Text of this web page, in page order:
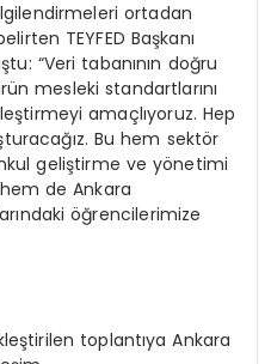
ortadan
TEYFED Başkanı
“Veri tabanının doğru
mesleki standartlarını
amaçlıyoruz. Hep
Bu hem sektör
geliştirme ve yönetimi
de Ankara
öğrencilerimize
toplantıya Ankara